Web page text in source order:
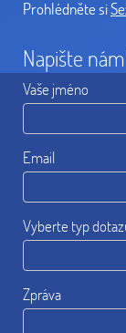
Prohlédněte si
Napište
Vaše jméno
Email
Vyberte typ
Zpráva